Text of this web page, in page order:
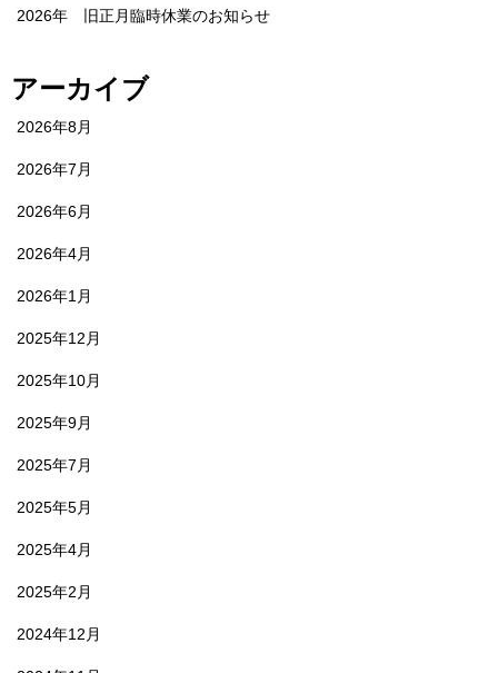
2026年 旧正月臨時休業のお知らせ
アーカイブ
2026年8月
2026年7月
2026年6月
2026年4月
2026年1月
2025年12月
2025年10月
2025年9月
2025年7月
2025年5月
2025年4月
2025年2月
2024年12月